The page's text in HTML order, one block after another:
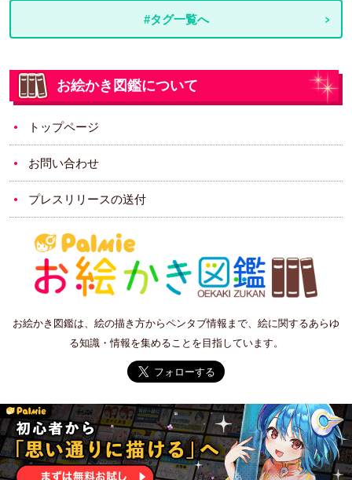
#タグ一覧へ
お絵かき図鑑について
トップページ
お問い合わせ
プレスリリースの送付
お絵かき図鑑は、絵の描き方からペンタブ情報まで、絵に関するあらゆ
る知識・情報を集めることを目指しています。